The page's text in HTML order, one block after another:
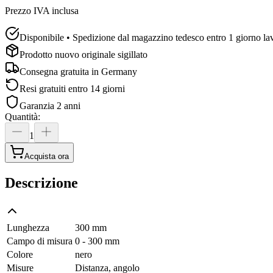
Prezzo IVA inclusa
Disponibile • Spedizione dal magazzino tedesco entro 1 giorno
Prodotto nuovo originale sigillato
Consegna gratuita in Germany
Resi gratuiti entro 14 giorni
Garanzia 2 anni
Quantità:
1
Acquista ora
Descrizione
Lunghezza
300 mm
Campo di misura 0 - 300 mm
Colore
nero
Misure
Distanza, angolo